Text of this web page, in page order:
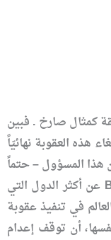
كمثال صارخ . فبين
هذه العقوبة نهائيّاً
هذا المسؤول – حتماً
– يريد تمرير الشر والمصالح الأنانية والرأسمالية القذرة تحت أغطية الخير والإنسانية . ولهذا صُدمتُ حقّاً وأنا أستمع إلى تقرير من إذاعة الـ BBC عن أكثر الدول التي
العالم في تنفيذ عقوبة
أن توقف إعدام